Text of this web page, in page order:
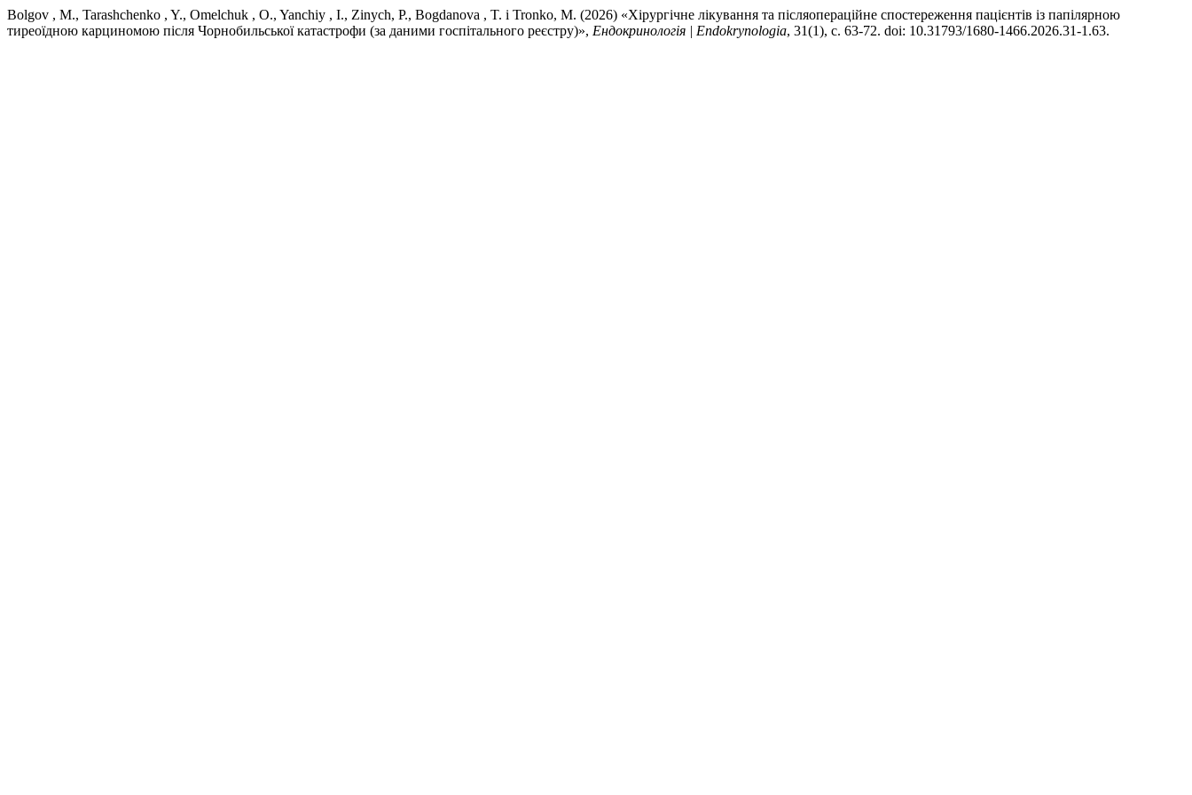
Bolgov , M., Tarashchenko , Y., Omelchuk , O., Yanchiy , I., Zinych, P., Bogdanova , T. і Tronko, M. (2026) «Хірургічне лікування та післяопераційне спостереження пацієнтів із папілярною
тиреоїдною карциномою після Чорнобильської катастрофи (за даними госпітального реєстру)», Ендокринологія | Endokrynologia, 31(1), с. 63-72. doi: 10.31793/1680-1466.2026.31-1.63.